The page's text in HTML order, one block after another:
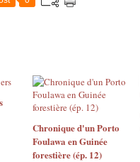
Chronique d'un Porto
Foulawa en Guinée
forestière (ép. 12)